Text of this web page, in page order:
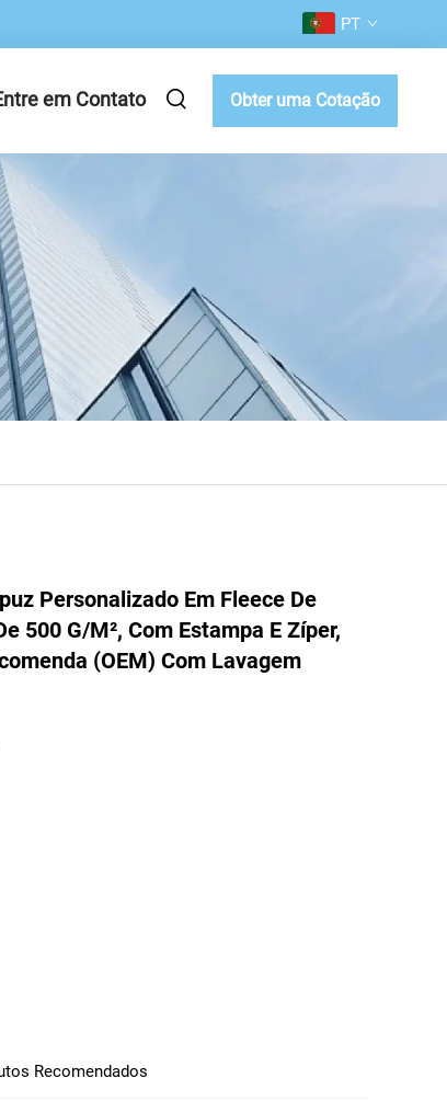
PT
em Contato Obter uma Cotação
Personalizado Em Fleece De
500 G/m², Com Estampa E Zíper,
(OEM) Com Lavagem
Recomendados